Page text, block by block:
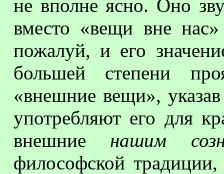
не вполне ясно. Оно
вместо «вещи вне
пожалуй, и его
большей степени
«внешние вещи»,
употребляют его для
внешние нашим
философской